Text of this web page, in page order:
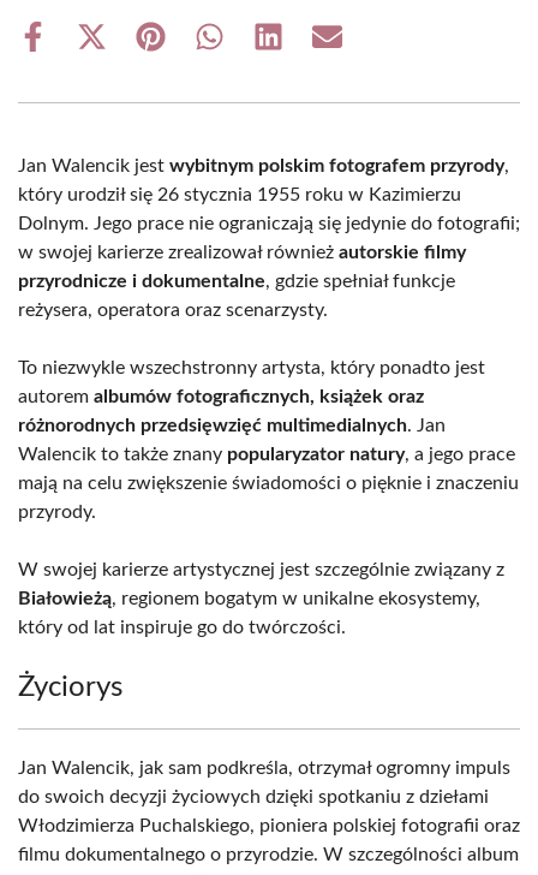
Share
Share
(Twitter)
Share Share Share Share
Jan Walencik jest wybitnym polskim fotografem przyrody,
który urodził się 26 stycznia 1955 roku w Kazimierzu
Dolnym. Jego prace nie ograniczają się jedynie do fotografii;
w swojej karierze zrealizował również autorskie filmy
przyrodnicze i dokumentalne, gdzie spełniał funkcje
reżysera, operatora oraz scenarzysty.
To niezwykle wszechstronny artysta, który ponadto jest
autorem albumów fotograficznych, książek oraz
różnorodnych przedsięwzięć multimedialnych. Jan
Walencik to także znany popularyzator natury, a jego prace
mają na celu zwiększenie świadomości o pięknie i znaczeniu
przyrody.
W swojej karierze artystycznej jest szczególnie związany z
Białowieżą, regionem bogatym w unikalne ekosystemy,
który od lat inspiruje go do twórczości.
Życiorys
Jan Walencik, jak sam podkreśla, otrzymał ogromny impuls
do swoich decyzji życiowych dzięki spotkaniu z dziełami
Włodzimierza Puchalskiego, pioniera polskiej fotografii oraz
filmu dokumentalnego o przyrodzie. W szczególności album